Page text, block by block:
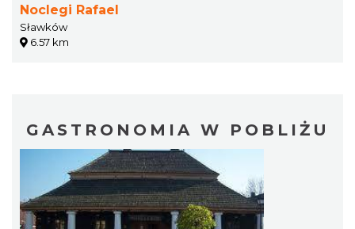
Noclegi Rafael
Sławków
6.57 km
GASTRONOMIA W POBLIŻU